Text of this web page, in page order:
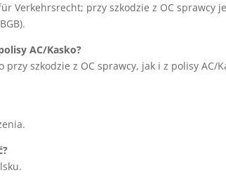
Verkehrsrecht; przy szkodzie z OC sprawcy
AC/Kasko?
szkodzie z OC sprawcy, jak i z polisy AC/